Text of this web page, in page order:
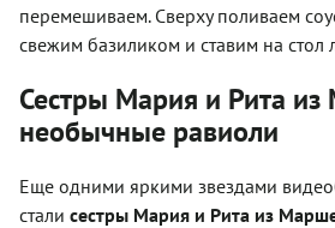
перемешиваем. Сверху поливаем
свежим базиликом и ставим на
Сестры Мария и Рита из
необычные равиоли
Еще одними яркими звездами
стали сестры Мария и Рита из